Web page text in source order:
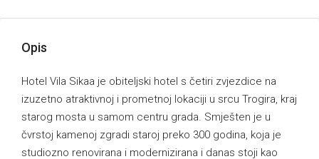
Opis
Hotel Vila Sikaa je obiteljski hotel s četiri zvjezdice na
izuzetno atraktivnoj i prometnoj lokaciji u srcu Trogira, kraj
starog mosta u samom centru grada. Smješten je u
čvrstoj kamenoj zgradi staroj preko 300 godina, koja je
studiozno renovirana i modernizirana i danas stoji kao